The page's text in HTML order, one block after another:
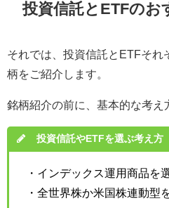
投資信託とETFのお
それでは、投資信託とETFそれ
柄をご紹介します。
銘柄紹介の前に、基本的な考え
投資信託やETFを選ぶ考え方
・インデックス運用商品を
・全世界株か米国株連動型